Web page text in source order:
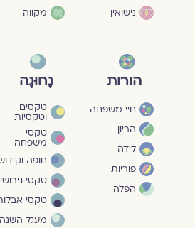
נישואין מקווה
הורות
חיי משפחה
הריון
לידה
פוריות
הפלה
נָחוּגָה
טקסים
וטקסיות
טקסי
משפחה
חופה וקידושין
טקסי גירושין
טקסי אבלות
מעגל השנה